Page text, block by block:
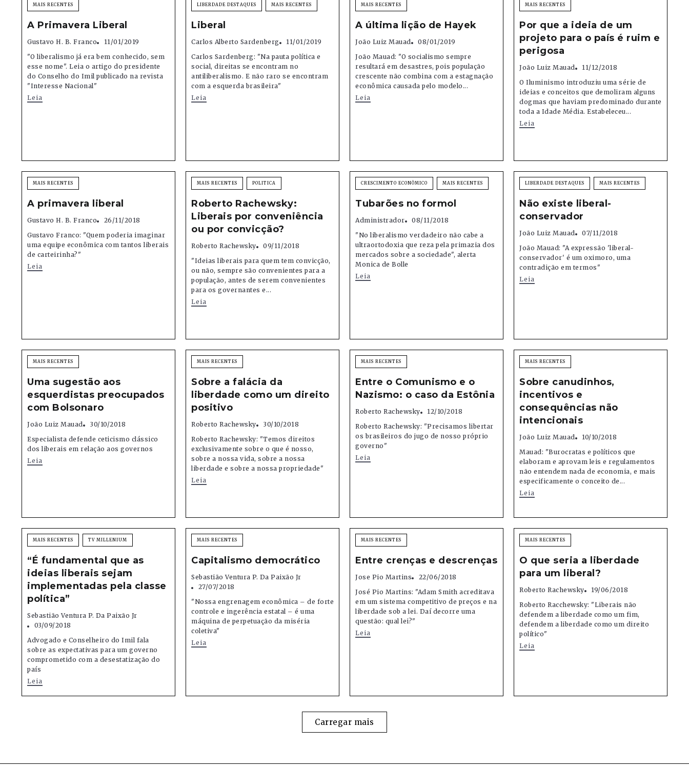
MAIS RECENTES
A Primavera Liberal
Gustavo H. B. Franco
11/01/2019
"O liberalismo já era bem conhecido, sem
esse nome". Leia o artigo do presidente
do Conselho do Imil publicado na revista
"Interesse Nacional"
Leia
LIBERDADE DESTAQUES MAIS RECENTES
Liberal
Carlos Alberto Sardenberg
11/01/2019
Carlos Sardenberg: "Na pauta política e
social, direitas se encontram no
antiliberalismo. E não raro se encontram
com a esquerda brasileira"
Leia
MAIS RECENTES
A última lição de Hayek
João Luiz Mauad
08/01/2019
João Mauad: "O socialismo sempre
resultará em desastres, pois população
crescente não combina com a estagnação
econômica causada pelo modelo...
Leia
MAIS RECENTES
Por que a ideia de um
projeto para o país é ruim e
perigosa
João Luiz Mauad
11/12/2018
O Iluminismo introduziu uma série de
ideias e conceitos que demoliram alguns
dogmas que haviam predominado durante
toda a Idade Média. Estabeleceu...
Leia
MAIS RECENTES
A primavera liberal
Gustavo H. B. Franco
26/11/2018
Gustavo Franco: "Quem poderia imaginar
uma equipe econômica com tantos liberais
de carteirinha?"
Leia
MAIS RECENTES POLITICA
Roberto Rachewsky:
Liberais por conveniência
ou por convicção?
Roberto Rachewsky
09/11/2018
"Ideias liberais para quem tem convicção,
ou não, sempre são convenientes para a
população, antes de serem convenientes
para os governantes e...
Leia
CRESCIMENTO ECONÔMICO MAIS RECENTES
Tubarões no formol
Administrador
08/11/2018
"No liberalismo verdadeiro não cabe a
ultraortodoxia que reza pela primazia dos
mercados sobre a sociedade", alerta
Monica de Bolle
Leia
LIBERDADE DESTAQUES MAIS RECENTES
Não existe liberal-
conservador
João Luiz Mauad
07/11/2018
João Mauad: "A expressão 'liberal-
conservador' é um oximoro, uma
contradição em termos"
Leia
MAIS RECENTES
Uma sugestão aos
esquerdistas preocupados
com Bolsonaro
João Luiz Mauad
30/10/2018
Especialista defende ceticismo clássico
dos liberais em relação aos governos
Leia
MAIS RECENTES
Sobre a falácia da
liberdade como um direito
positivo
Roberto Rachewsky
30/10/2018
Roberto Rachewsky: "Temos direitos
exclusivamente sobre o que é nosso,
sobre a nossa vida, sobre a nossa
liberdade e sobre a nossa propriedade"
Leia
MAIS RECENTES
Entre o Comunismo e o
Nazismo: o caso da Estônia
Roberto Rachewsky
12/10/2018
Roberto Rachewsky: "Precisamos libertar
os brasileiros do jugo de nosso próprio
governo"
Leia
MAIS RECENTES
Sobre canudinhos,
incentivos e
consequências não
intencionais
João Luiz Mauad
10/10/2018
Mauad: "Burocratas e políticos que
elaboram e aprovam leis e regulamentos
não entendem nada de economia, e mais
especificamente o conceito de...
Leia
MAIS RECENTES TV MILLENIUM
“É fundamental que as
ideias liberais sejam
implementadas pela classe
política”
Sebastião Ventura P. Da Paixão Jr
03/09/2018
Advogado e Conselheiro do Imil fala
sobre as expectativas para um governo
comprometido com a desestatização do
país
Leia
MAIS RECENTES
Capitalismo democrático
Sebastião Ventura P. Da Paixão Jr
27/07/2018
"Nossa engrenagem econômica – de forte
controle e ingerência estatal – é uma
máquina de perpetuação da miséria
coletiva"
Leia
MAIS RECENTES
Entre crenças e descrenças
Jose Pio Martins
22/06/2018
José Pio Martins: "Adam Smith acreditava
em um sistema competitivo de preços e na
liberdade sob a lei. Daí decorre uma
questão: qual lei?"
Leia
MAIS RECENTES
O que seria a liberdade
para um liberal?
Roberto Rachewsky
19/06/2018
Roberto Racchewsky: "Liberais não
defendem a liberdade como um fim,
defendem a liberdade como um direito
político"
Leia
Carregar mais